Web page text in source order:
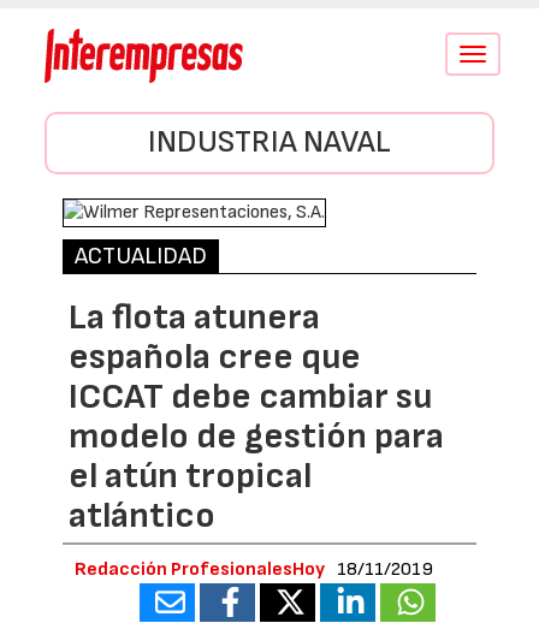
Conmutar
INDUSTRIA NAVAL
ACTUALIDAD
La flota atunera
española cree que
ICCAT debe cambiar su
modelo de gestión para
el atún tropical
atlántico
Redacción ProfesionalesHoy 18/11/2019